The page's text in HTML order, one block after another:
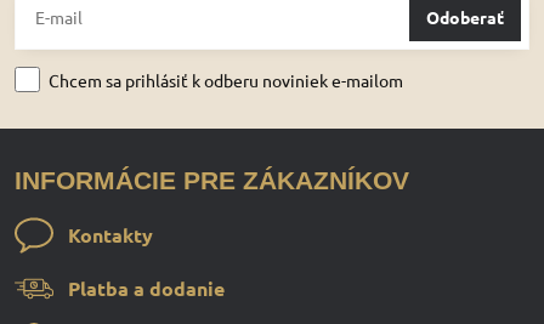
Odoberať
Chcem sa prihlásiť k odberu noviniek e-mailom
INFORMÁCIE PRE ZÁKAZNÍKOV
Kontakty
Platba a dodanie